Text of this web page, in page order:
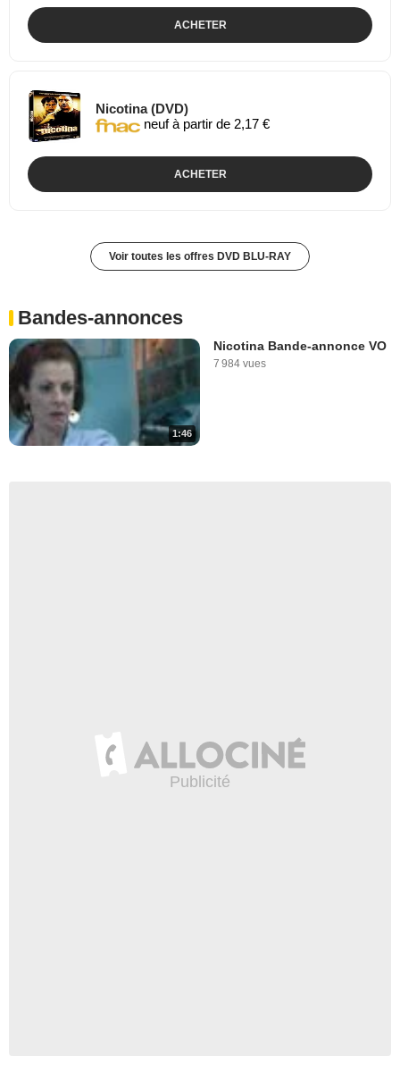
ACHETER
Nicotina (DVD)
neuf à partir de 2,17 €
ACHETER
Voir toutes les offres DVD BLU-RAY
Bandes-annonces
1:46
Nicotina Bande-annonce VO
7 984 vues